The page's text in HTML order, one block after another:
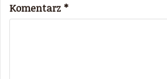
Komentarz *